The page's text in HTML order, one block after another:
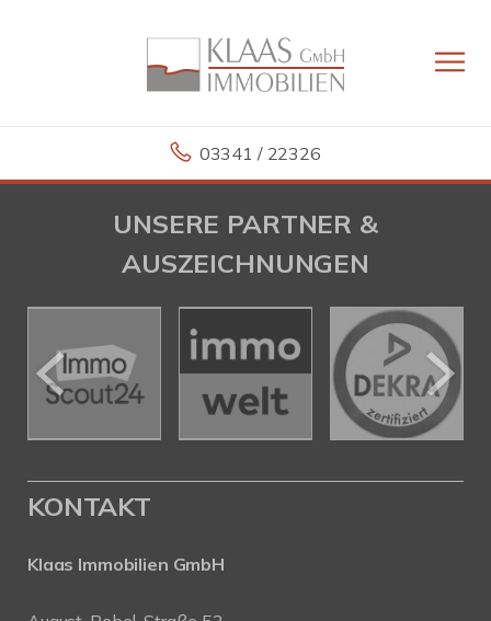
03341 / 22326
UNSERE PARTNER &
AUSZEICHNUNGEN
KONTAKT
Klaas Immobilien GmbH